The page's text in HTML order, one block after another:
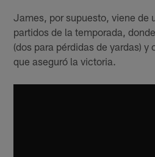
James, por supuesto, viene de
partidos de la temporada,
(dos para pérdidas de yardas)
que aseguró la victoria.